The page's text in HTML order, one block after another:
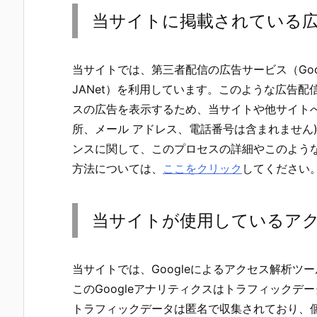
当サイトに掲載されている
当サイトでは、第三者配信の広告サービス（
JANet）を利用しています。このような広告配
スの広告を表示するため、当サイトや他サイ
所、メール アドレス、電話番号は含まれませ
ンスに関して、このプロセスの詳細やこのよ
方法については、 ここをクリック してください
当サイトが使用しているア
当サイトでは、Googleによるアクセス解析ツ
このGoogleアナリティクスはトラフィックデ
トラフィックデータは匿名で収集されており